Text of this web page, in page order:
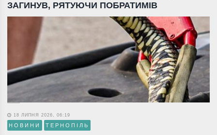
ЗАГИНУВ, РЯТУЮЧИ ПОБРАТИМІВ
18 ЛИПНЯ 2026, 06:19
НОВИНИ ТЕРНОПІЛЬ